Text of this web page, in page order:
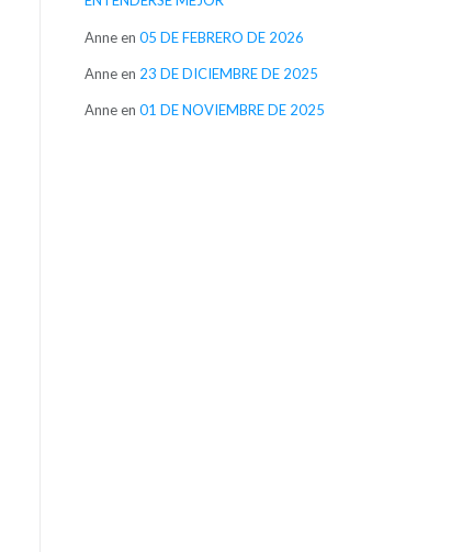
Anneen 05 DE FEBRERO DE 2026
Anneen 23 DE DICIEMBRE DE 2025
Anneen 01 DE NOVIEMBRE DE 2025